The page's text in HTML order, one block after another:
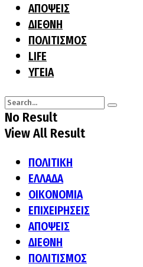
ΑΠΟΨΕΙΣ
ΔΙΕΘΝΗ
ΠΟΛΙΤΙΣΜΟΣ
LIFE
ΥΓΕΙΑ
No Result
View All Result
ΠΟΛΙΤΙΚΗ
ΕΛΛΑΔΑ
ΟΙΚΟΝΟΜΙΑ
ΕΠΙΧΕΙΡΗΣΕΙΣ
ΑΠΟΨΕΙΣ
ΔΙΕΘΝΗ
ΠΟΛΙΤΙΣΜΟΣ